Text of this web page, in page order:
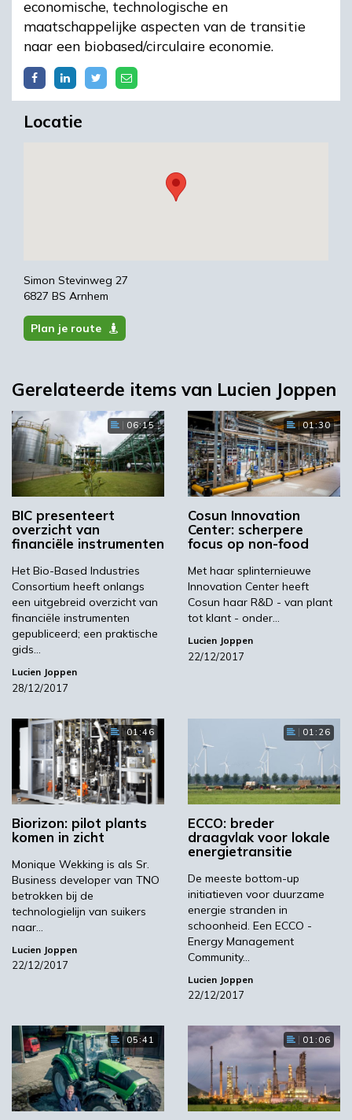
economische, technologische en
maatschappelijke aspecten van de transitie
naar een biobased/circulaire economie.
Locatie
Simon Stevinweg 27
6827 BS Arnhem
Plan je route
Gerelateerde items van Lucien Joppen
06:15
BIC presenteert
overzicht van
financiële instrumenten
Het Bio-Based Industries
Consortium heeft onlangs
een uitgebreid overzicht van
financiële instrumenten
gepubliceerd; een praktische
gids…
Lucien Joppen
28/12/2017
01:30
Cosun Innovation
Center: scherpere
focus op non-food
Met haar splinternieuwe
Innovation Center heeft
Cosun haar R&D - van plant
tot klant - onder…
Lucien Joppen
22/12/2017
01:46
Biorizon: pilot plants
komen in zicht
Monique Wekking is als Sr.
Business developer van TNO
betrokken bij de
technologielijn van suikers
naar…
Lucien Joppen
22/12/2017
01:26
ECCO: breder
draagvlak voor lokale
energietransitie
De meeste bottom-up
initiatieven voor duurzame
energie stranden in
schoonheid. Een ECCO -
Energy Management
Community…
Lucien Joppen
22/12/2017
05:41 01:06